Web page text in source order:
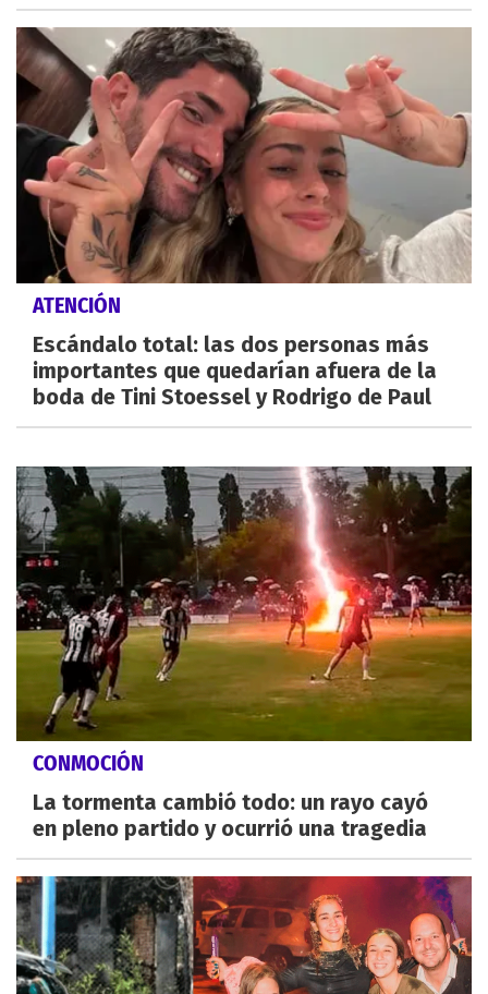
ATENCIÓN
Escándalo total: las dos personas más
importantes que quedarían afuera de la
boda de Tini Stoessel y Rodrigo de Paul
CONMOCIÓN
La tormenta cambió todo: un rayo cayó
en pleno partido y ocurrió una tragedia